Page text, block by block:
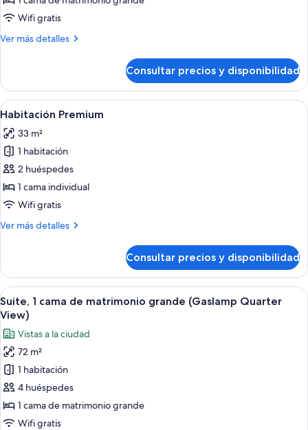
cama
matrimonio
al
parque
(Petco
Park
View)
Wifi gratis
Ver más detalles
Más
Premium,
cama
matrimonio
grande,
vistas
al
parque
(Petco
Park
View)
Consultar precios y disponibilidad
Abrir
todas
las
fotos
de
Habitación
Premium
Una cocina moderna con una isla
2
Habitación Premium
33 m²
1 habitación
2 huéspedes
1 cama individual
Wifi gratis
Ver más detalles
Más
Premium
Consultar precios y disponibilidad
Abrir
todas
las
fotos
de
Suite,
1
cama
de
Una cocina moderna con una isla
2
Suite, 1 cama de matrimonio grande (Gaslamp Quarter
View)
Vistas a la ciudad
72 m²
1 habitación
4 huéspedes
1 cama de matrimonio grande
Wifi gratis